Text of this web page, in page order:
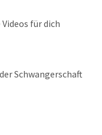
für dich
Schwangerschaft